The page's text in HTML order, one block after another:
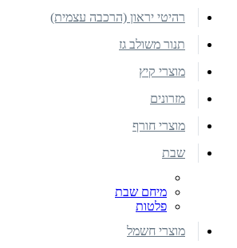
רהיטי יראון (הרכבה עצמית)
תנור משולב גז
מוצרי קיץ
מזרונים
מוצרי חורף
שבת
מיחם שבת
פלטות
מוצרי חשמל